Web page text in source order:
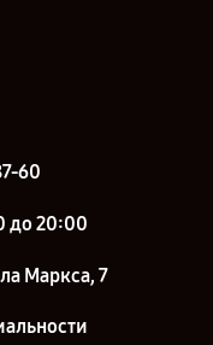
60
до 20:00
Маркса, 7